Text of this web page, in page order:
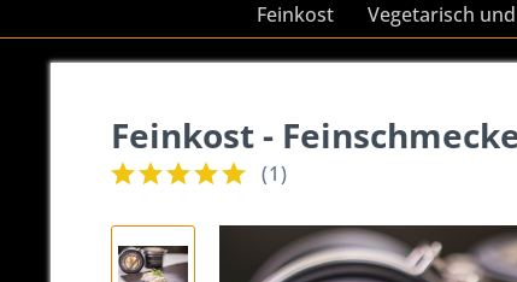
Feinkost
Vegetarisch
Feinkost -
(1)